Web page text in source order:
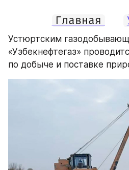
Главная
Устюртским
«Узбекнефтегаз»
по добыче и поставке